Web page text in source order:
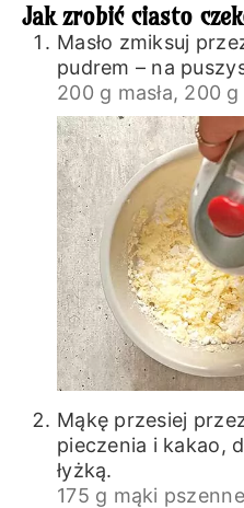
Jak zrobić ciasto
Masło zmiksuj
pudrem – na
200 g masła, 200 g
Mąkę przesiej
pieczenia i kakao,
łyżką.
175 g mąki